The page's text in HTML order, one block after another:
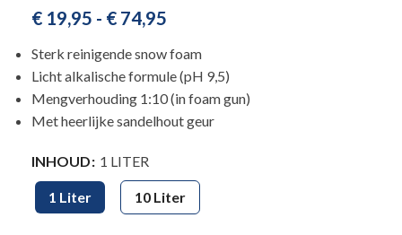
€ 19,95 - € 74,95
Sterk reinigende snow foam
Licht alkalische formule (pH 9,5)
Mengverhouding 1:10 (in foam gun)
Met heerlijke sandelhout geur
INHOUD 1 LITER
1 Liter 10 Liter
Alternative: